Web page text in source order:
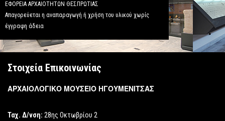
ΕΦΟΡΕΙΑ ΑΡΧΑΙΟΤΗΤΩΝ ΘΕΣΠΡΩΤΙΑΣ
Απαγορεύεται η αναπαραγωγή ή χρήση του υλικού χωρίς
έγγραφη άδεια
Στοιχεία Επικοινωνίας
ΑΡΧΑΙΟΛΟΓΙΚΟ ΜΟΥΣΕΙΟ ΗΓΟΥΜΕΝΙΤΣΑΣ
Ταχ. Δ/νση: 28ης Οκτωβρίου 2